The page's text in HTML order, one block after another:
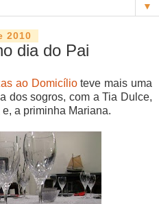
▼
2010
dia do Pai
ao Domicílioteve mais uma
dos sogros, com a Tia Dulce,
a priminha Mariana.